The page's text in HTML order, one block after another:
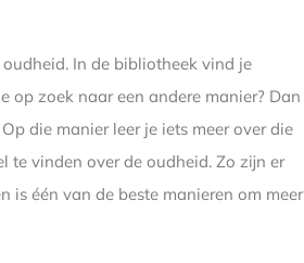
In de bibliotheek vind je
op zoek naar een andere manier? Dan
die manier leer je iets meer over die
te vinden over de oudheid. Zo zijn er
is één van de beste manieren om meer